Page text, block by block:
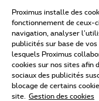
Conditions
Tous droits réservés. ©
Conditions générales,
Proximus installe des
fonctionnement de ceux-
navigation, analyser
publicités sur base de
lesquels Proximus
cookies sur nos sites afin
sociaux des publicités
blocage de certains
site.
Gestion des cookies